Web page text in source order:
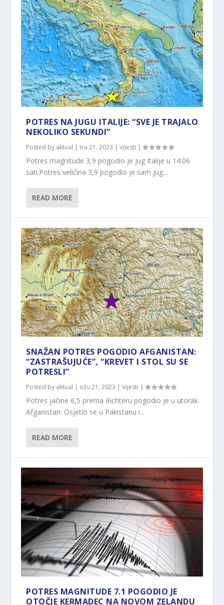
POTRES NA JUGU ITALIJE: “SVE JE TRAJALO
NEKOLIKO SEKUNDI”
Posted by aktual |tra 21, 2023 |Vijesti |
Potres magnitude 3,9 pogodio je jug Italije u 14:06
sati.Potres veličina 3,9 pogodio je sam jug...
READ MORE
SNAŽAN POTRES POGODIO AFGANISTAN:
“ZASTRAŠUJUĆE”, “KREVET I STOL SU SE
POTRESLI”
Posted by aktual | ožu 21, 2023 |Vijesti |
Potres jačine 6,5 prema Richteru pogodio je u utorak
Afganistan. Osjetio se u Pakistanu i...
READ MORE
POTRES MAGNITUDE 7.1 POGODIO JE
OTOČJE KERMADEC NA NOVOM ZELANDU